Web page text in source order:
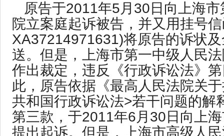
原告于2011年5月30日向上海
院立案庭起诉被告，并又用挂号
XA37214971631)将原告的诉状
送。但是，上海市第一中级人民
作出裁定，违反《行政诉讼法》
此，原告依据《最高人民法院关
共和国行政诉讼法>若干问题的解
第三款，于2011年6月30日向上
提出起诉。但是，上海市高级人